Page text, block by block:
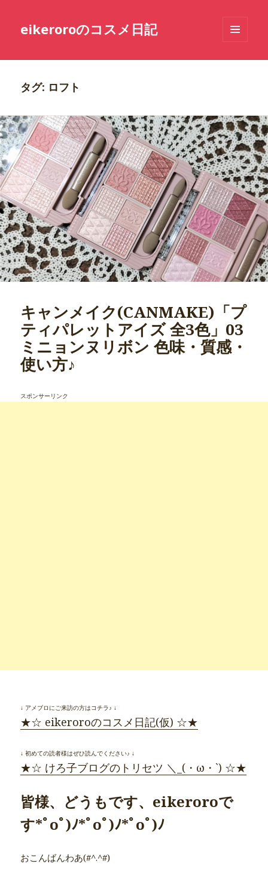
eikeroroのコスメ日記
ーとウ
タグ: ロフト
キャンメイク(CANMAKE)「プ
ティパレットアイズ 全3色」03
ミニョンヌリボン 色味・質感・
使い方♪
スポンサーリンク
↓ アメブロにご来訪の方はコチラ♪ ↓
★☆ eikeroroのコスメ日記(仮) ☆★
↓ 初めての読者様はぜひ読んでください♪ ↓
★☆ けろ子ブログのトリセツ ＼_(・ω・`) ☆★
皆様、どうもです、eikeroroで
す*ﾟoﾟ)ﾉ*ﾟoﾟ)ﾉ*ﾟoﾟ)ﾉ
おこんばんわあ(#^.^#)